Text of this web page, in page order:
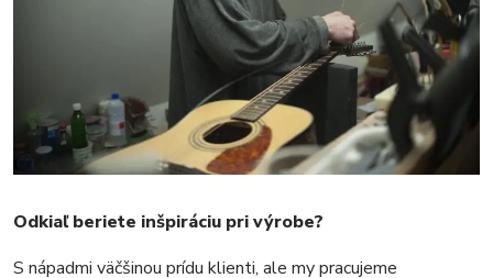
Odkiaľ beriete inšpiráciu pri výrobe?
S nápadmi väčšinou prídu klienti, ale my pracujeme